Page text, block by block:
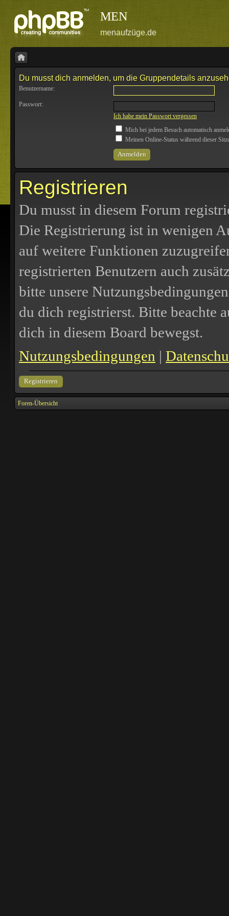
MEN
menaufzüge.de
Du musst dich anmelden, um die Gruppendetails
Benutzername:
Passwort:
Ich habe mein Passwort vergessen
Mich bei jedem Besuch automatisch
Meinen Online-Status während dieser
Registrieren
Du musst in diesem Forum
Die Registrierung ist in wenigen
auf weitere Funktionen
registrierten Benutzern auch
bitte unsere
du dich registrierst. Bitte beachte
dich in diesem Board bewegst.
Nutzungsbedingungen |
Registrieren
Foren-Übersicht